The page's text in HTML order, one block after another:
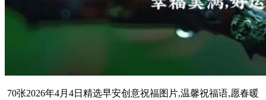
70张2026年4月4日精选早安创意祝福图片,温馨祝福语,愿春暖